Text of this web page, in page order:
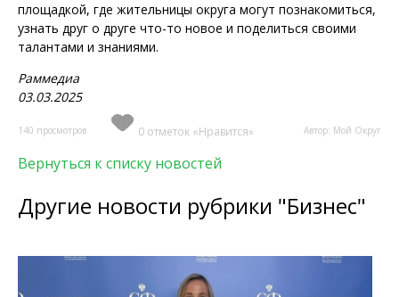
площадкой, где жительницы округа могут познакомиться,
узнать друг о друге что-то новое и поделиться своими
талантами и знаниями.
Раммедиа
03.03.2025
140 просмотров 0 отметок «Нравится» Автор: Мой Округ
Вернуться к списку новостей
Другие новости рубрики "Бизнес"